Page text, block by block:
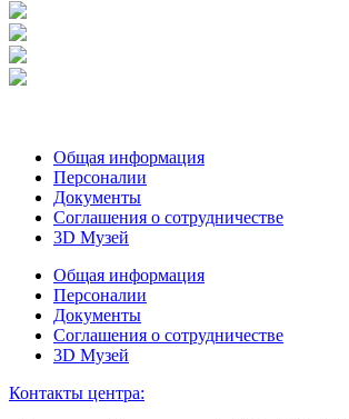
Общая информация
Персоналии
Документы
Соглашения о сотрудничестве
3D Музей
Общая информация
Персоналии
Документы
Соглашения о сотрудничестве
3D Музей
Контакты центра: